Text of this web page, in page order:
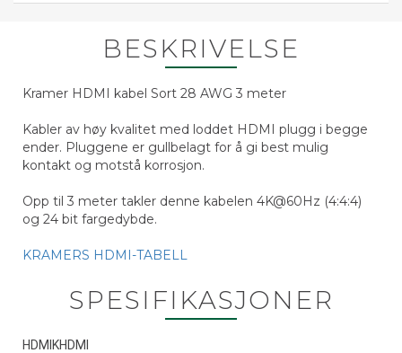
BESKRIVELSE
Kramer HDMI kabel Sort 28 AWG 3 meter
Kabler av høy kvalitet med loddet HDMI plugg i begge
ender. Pluggene er gullbelagt for å gi best mulig
kontakt og motstå korrosjon.
Opp til 3 meter takler denne kabelen 4K@60Hz (4:4:4)
og 24 bit fargedybde.
KRAMERS HDMI-TABELL
SPESIFIKASJONER
HDMIKHDMI